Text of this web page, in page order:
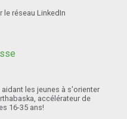
réseau LinkedIn
les jeunes à s'orienter
accélérateur de
16-35 ans!